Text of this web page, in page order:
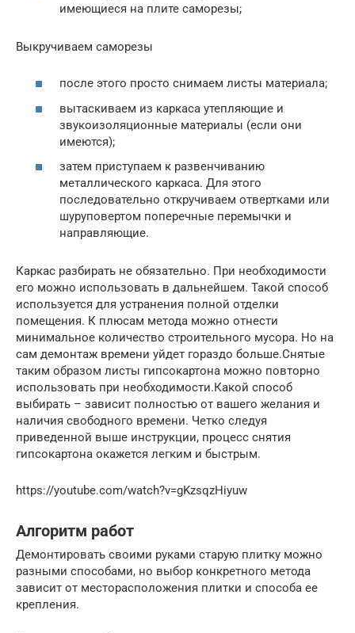
имеющиеся на плите саморезы;
Выкручиваем саморезы
после этого просто снимаем листы материала;
вытаскиваем из каркаса утепляющие и
звукоизоляционные материалы (если они
имеются);
затем приступаем к развенчиванию
металлического каркаса. Для этого
последовательно откручиваем отвертками или
шуруповертом поперечные перемычки и
направляющие.
Каркас разбирать не обязательно. При необходимости
его можно использовать в дальнейшем. Такой способ
используется для устранения полной отделки
помещения. К плюсам метода можно отнести
минимальное количество строительного мусора. Но на
сам демонтаж времени уйдет гораздо больше.Снятые
таким образом листы гипсокартона можно повторно
использовать при необходимости.Какой способ
выбирать – зависит полностью от вашего желания и
наличия свободного времени. Четко следуя
приведенной выше инструкции, процесс снятия
гипсокартона окажется легким и быстрым.
https://youtube.com/watch?v=gKzsqzHiyuw
Алгоритм работ
Демонтировать своими руками старую плитку можно
разными способами, но выбор конкретного метода
зависит от месторасположения плитки и способа ее
крепления.